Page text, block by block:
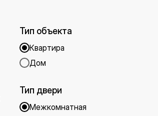
Тип объекта
Квартира
Дом
Тип двери
Межкомнатная